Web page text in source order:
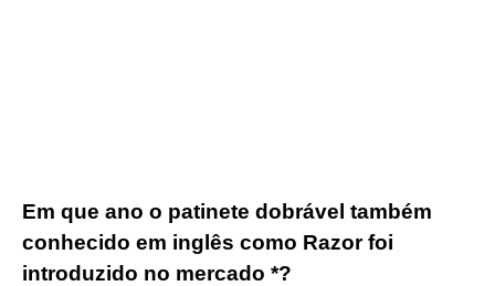
Em que ano o patinete dobrável também
conhecido em inglês como Razor foi
introduzido no mercado *?